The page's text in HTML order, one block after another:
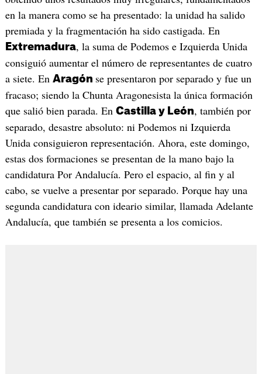
en la manera como se ha presentado: la unidad ha salido
premiada y la fragmentación ha sido castigada. En
Extremadura, la suma de Podemos e Izquierda Unida
consiguió aumentar el número de representantes de cuatro
a siete. En Aragón se presentaron por separado y fue un
fracaso; siendo la Chunta Aragonesista la única formación
que salió bien parada. En Castilla y León, también por
separado, desastre absoluto: ni Podemos ni Izquierda
Unida consiguieron representación. Ahora, este domingo,
estas dos formaciones se presentan de la mano bajo la
candidatura Por Andalucía. Pero el espacio, al fin y al
cabo, se vuelve a presentar por separado. Porque hay una
segunda candidatura con ideario similar, llamada Adelante
Andalucía, que también se presenta a los comicios.